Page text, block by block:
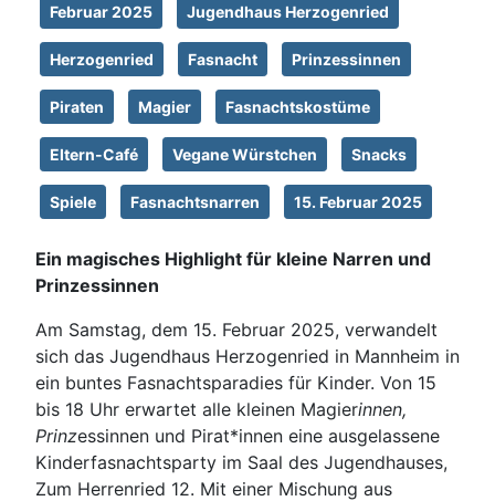
Februar 2025 Jugendhaus Herzogenried
Herzogenried Fasnacht Prinzessinnen
Piraten Magier Fasnachtskostüme
Eltern-Café Vegane Würstchen Snacks
Spiele Fasnachtsnarren 15. Februar 2025
Ein magisches Highlight für kleine Narren und
Prinzessinnen
Am Samstag, dem 15. Februar 2025, verwandelt
sich das Jugendhaus Herzogenried in Mannheim in
ein buntes Fasnachtsparadies für Kinder. Von 15
bis 18 Uhr erwartet alle kleinen Magierinnen,
Prinzessinnen und Pirat*innen eine ausgelassene
Kinderfasnachtsparty im Saal des Jugendhauses,
Zum Herrenried 12. Mit einer Mischung aus